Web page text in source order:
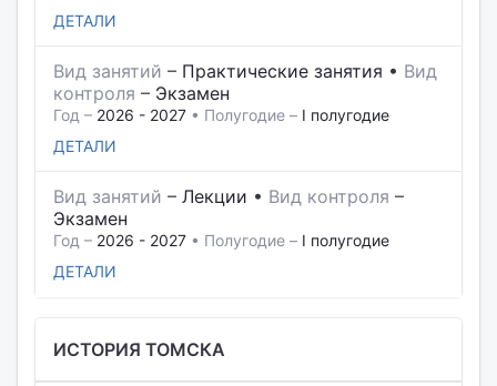
ДЕТАЛИ
Вид занятий – Практические занятия • Вид
контроля – Экзамен
Год – 2026 - 2027 • Полугодие – I полугодие
ДЕТАЛИ
Вид занятий – Лекции • Вид контроля –
Экзамен
Год – 2026 - 2027 • Полугодие – I полугодие
ДЕТАЛИ
ИСТОРИЯ ТОМСКА